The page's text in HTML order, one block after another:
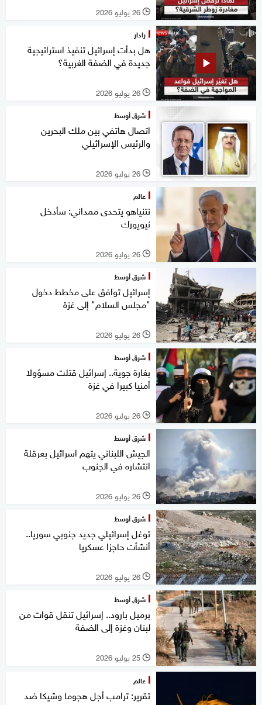
l 26 يوليو 2026
رادار
هل بدأت إسرائيل تنفيذ استراتيجية
جديدة في الضفة الغربية؟
l 26 يوليو 2026
شرق أوسط
اتصال هاتفي بين ملك البحرين
والرئيس الإسرائيلي
l 26 يوليو 2026
عالم
نتنياهو يتحدى ممداني: سأدخل
نيويورك
l 26 يوليو 2026
شرق أوسط
إسرائيل توافق على مخطط دخول
"مجلس السلام" إلى غزة
l 26 يوليو 2026
شرق أوسط
بغارة جوية.. إسرائيل قتلت مسؤولا
أمنيا كبيرا في غزة
l 26 يوليو 2026
شرق أوسط
الجيش اللبناني يتهم اسرائيل بعرقلة
انتشاره في الجنوب
l 26 يوليو 2026
شرق أوسط
توغل إسرائيلي جديد جنوبي سوريا..
أنشأت حاجزا عسكريا
l 26 يوليو 2026
شرق أوسط
برميل بارود.. إسرائيل تنقل قوات من
لبنان وغزة إلى الضفة
l 25 يوليو 2026
عالم
تقرير: ترامب أجل هجوما وشيكا ضد